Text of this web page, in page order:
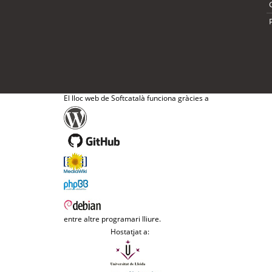
El lloc web de Softcatalà funciona gràcies a
entre altre programari lliure.
Hostatjat a: